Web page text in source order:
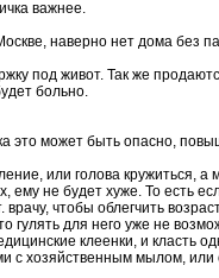
важнее.
наверно нет дома без
под живот. Так же
больно.
это может быть опасно,
или голова кружиться,
не будет хуже. То есть
чтобы облегчить
гулять для него уже не
клеенки, и класть
с хозяйственным мылом,